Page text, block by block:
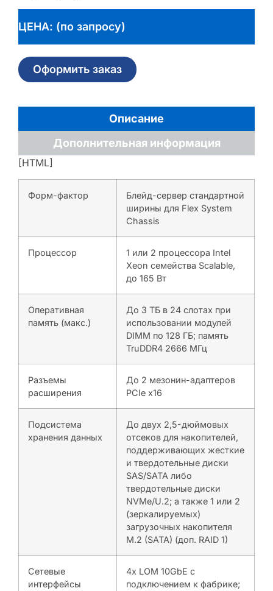
ЦЕНА: (по запросу)
Оформить заказ
Описание
Дополнительная информация
[HTML]
Форм-фактор
Блейд-сервер стандартной
ширины для Flex System
Chassis
Процессор
1 или 2 процессора Intel
Xeon семейства Scalable,
до 165 Вт
Оперативная
память (макс.)
До 3 ТБ в 24 слотах при
использовании модулей
DIMM по 128 ГБ; память
TruDDR4 2666 МГц
Разъемы
расширения
До 2 мезонин-адаптеров
PCIe x16
Подсистема
хранения данных
До двух 2,5-дюймовых
отсеков для накопителей,
поддерживающих жесткие
и твердотельные диски
SAS/SATA либо
твердотельные диски
NVMe/U.2; а также 1 или 2
(зеркалируемых)
загрузочных накопителя
M.2 (SATA) (доп. RAID 1)
Сетевые
интерфейсы
4x LOM 10GbE с
подключением к фабрике;